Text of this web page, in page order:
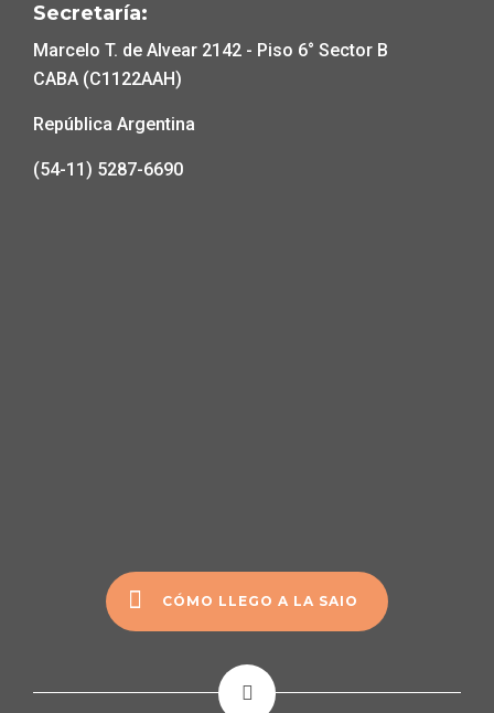
Secretaría:
Marcelo T. de Alvear 2142 - Piso 6° Sector B
CABA (C1122AAH)
República Argentina
(54-11) 5287-6690
CÓMO LLEGO A LA SAIO